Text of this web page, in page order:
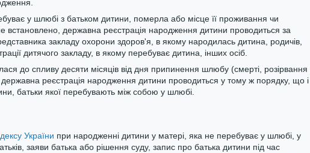
у шлюбі з батьком дитини, померла або місце її проживання чи
встановлено, державна реєстрація народження дитини проводиться за
закладу охорони здоров'я, в якому народилась дитина, родичів,
дитячого закладу, в якому перебуває дитина, інших осіб.
до спливу десяти місяців від дня припинення шлюбу (смерті, розірвання
реєстрація народження дитини проводиться у тому ж порядку, що і
батьки якої перебувають між собою у шлюбі.
України при народженні дитини у матері, яка не перебуває у шлюбі, у
заяви батька або рішення суду, запис про батька дитини під час